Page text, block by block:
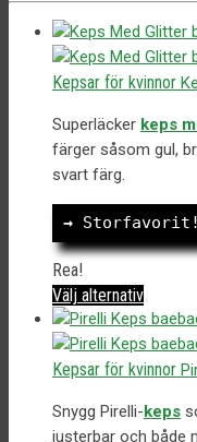
Kepsar för kvinnor
Superläcker keps
färger såsom gul,
svart färg.
→ Storfavorit!
Rea!
Välj alternativDen
här
har
De
Kepsar för kvinnor
Snygg Pirelli-keps
justerbar och både